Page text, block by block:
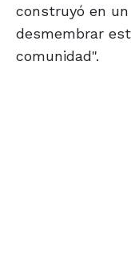
construyó en
desmembrar
comunidad".